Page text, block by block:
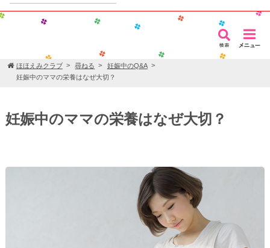
ほほえみクラブ 尋ねる
妊娠中のQ&A
妊娠中のママの栄養はなぜ大切？
妊娠中のママの栄養はなぜ大切？